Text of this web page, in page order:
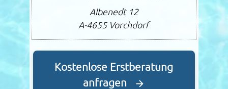
Albenedt 12
A-4655 Vorchdorf
Kostenlose Erstberatung
anfragen